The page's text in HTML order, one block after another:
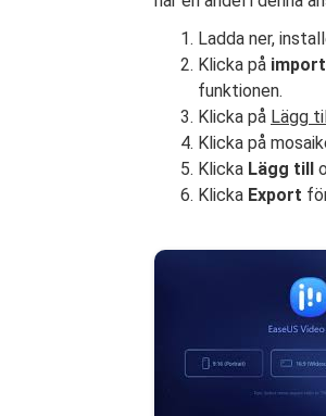
Ladda ner,
Klicka på
funktionen.
Klicka på Lägg
Klicka på
Klicka Lägg till
Klicka Export